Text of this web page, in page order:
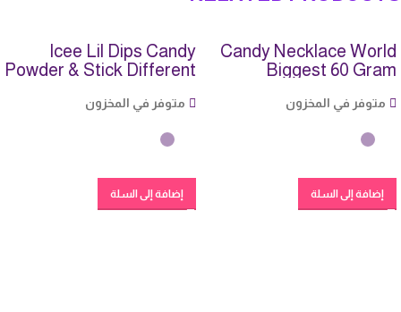
Candy Necklace World
Biggest 60 Gram
متوفر في المخزون
إضافة إلى السلة
Icee Lil Dips Candy
Powder & Stick Different
متوفر في المخزون
إضافة إلى السلة